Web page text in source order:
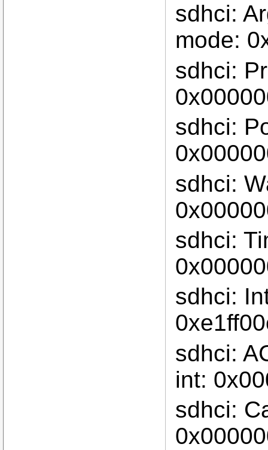
sdhci:
mode:
sdhci:
sdhci:
sdhci:
sdhci:
sdhci:
sdhci:
int:
sdhci: